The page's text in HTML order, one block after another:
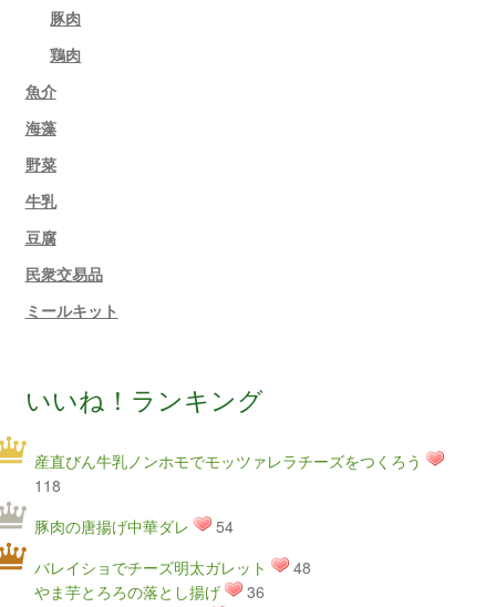
豚肉
鶏肉
魚介
海藻
野菜
牛乳
豆腐
民衆交易品
ミールキット
いいね！ランキング
産直びん牛乳ノンホモでモッツァレラチーズをつくろう
118
豚肉の唐揚げ中華ダレ
54
バレイショでチーズ明太ガレット
48
やま芋とろろの落とし揚げ
36